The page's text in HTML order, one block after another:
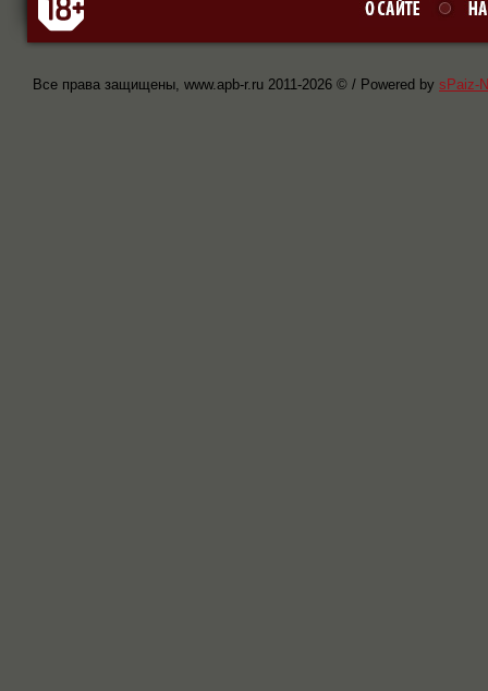
Все права защищены, www.apb-r.ru 2011-2026 © / Powered by sPaiz-